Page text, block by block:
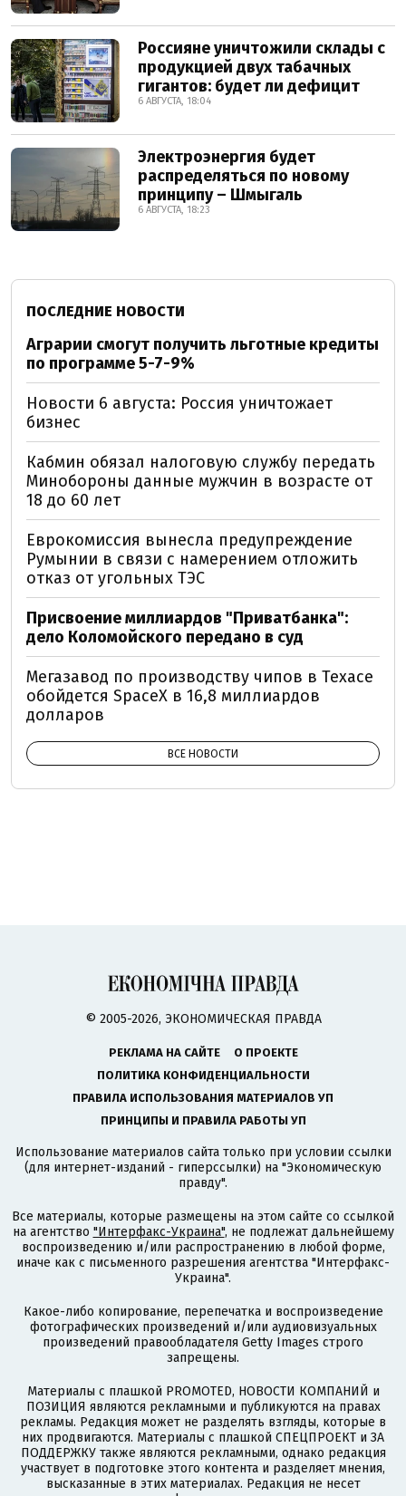
Россияне уничтожили склады с
продукцией двух табачных
гигантов: будет ли дефицит
6 АВГУСТА, 18:04
Электроэнергия будет
распределяться по новому
принципу – Шмыгаль
6 АВГУСТА, 18:23
ПОСЛЕДНИЕ НОВОСТИ
Аграрии смогут получить льготные кредиты
по программе 5-7-9%
Новости 6 августа: Россия уничтожает
бизнес
Кабмин обязал налоговую службу передать
Минобороны данные мужчин в возрасте от
18 до 60 лет
Еврокомиссия вынесла предупреждение
Румынии в связи с намерением отложить
отказ от угольных ТЭС
Присвоение миллиардов "Приватбанка":
дело Коломойского передано в суд
Мегазавод по производству чипов в Техасе
обойдется SpaceX в 16,8 миллиардов
долларов
ВСЕ НОВОСТИ
© 2005-2026, ЭКОНОМИЧЕСКАЯ ПРАВДА
РЕКЛАМА НА САЙТЕ
О ПРОЕКТЕ
ПОЛИТИКА КОНФИДЕНЦИАЛЬНОСТИ
ПРАВИЛА ИСПОЛЬЗОВАНИЯ МАТЕРИАЛОВ УП
ПРИНЦИПЫ И ПРАВИЛА РАБОТЫ УП
Использование материалов сайта только при условии ссылки
(для интернет-изданий - гиперссылки) на "Экономическую
правду".
Все материалы, которые размещены на этом сайте со ссылкой
на агентство "Интерфакс-Украина", не подлежат дальнейшему
воспроизведению и/или распространению в любой форме,
иначе как с письменного разрешения агентства "Интерфакс-
Украина".
Какое-либо копирование, перепечатка и воспроизведение
фотографических произведений и/или аудиовизуальных
произведений правообладателя Getty Images строго
запрещены.
Материалы с плашкой PROMOTED, НОВОСТИ КОМПАНИЙ и
ПОЗИЦИЯ являются рекламными и публикуются на правах
рекламы. Редакция может не разделять взгляды, которые в
них продвигаются. Материалы с плашкой СПЕЦПРОЕКТ и ЗА
ПОДДЕРЖКУ также являются рекламными, однако редакция
участвует в подготовке этого контента и разделяет мнения,
высказанные в этих материалах. Редакция не несет